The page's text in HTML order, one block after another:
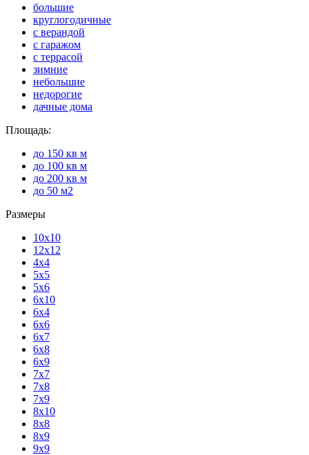
большие
круглогодичные
с верандой
с гаражом
с террасой
зимние
небольшие
недорогие
дачные дома
Площадь:
до 150 кв м
до 100 кв м
до 200 кв м
до 50 м2
Размеры
10x10
12x12
4x4
5x5
5x6
6x10
6x4
6x6
6x7
6x8
6x9
7x7
7x8
7x9
8x10
8x8
8x9
9x9